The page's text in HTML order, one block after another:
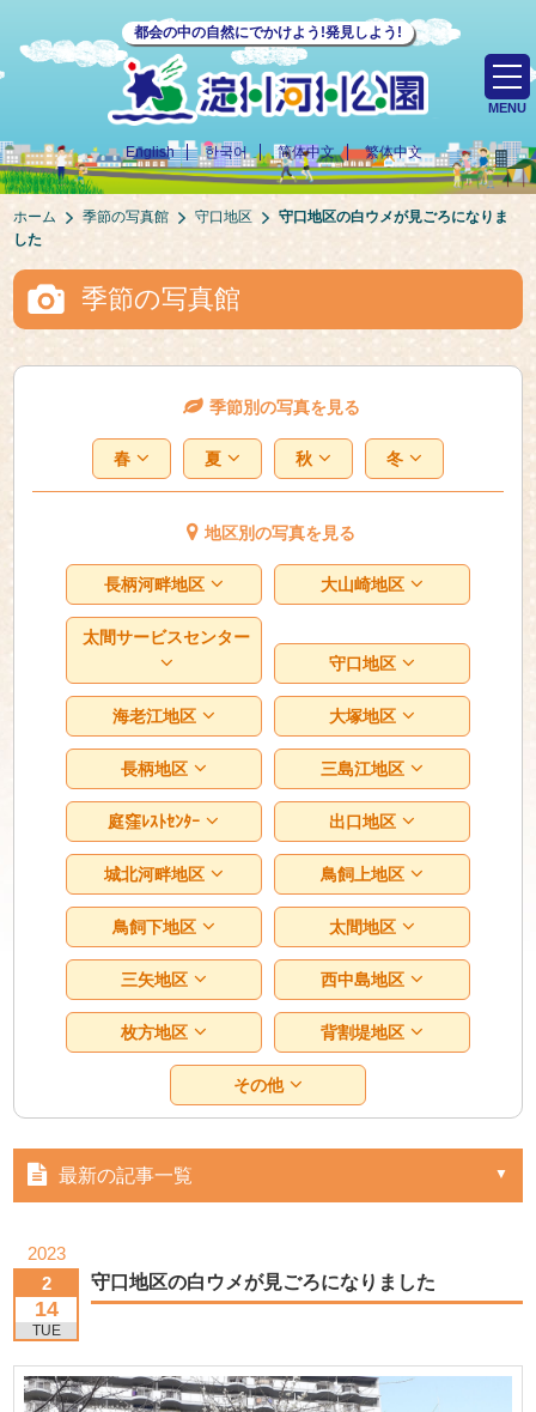
都会の中の自然にでかけよう!発見しよう!
English 한국어 简体中文 繁体中文
MENU
ホーム 季節の写真館 守口地区
守口地区の白ウメが見ごろになりま
した
季節の写真館
季節別の写真を見る
春 夏 秋 冬
地区別の写真を見る
長柄河畔地区 大山崎地区
太間サービスセンター
守口地区
海老江地区 大塚地区
長柄地区 三島江地区
庭窪ﾚｽﾄｾﾝﾀｰ 出口地区
城北河畔地区 鳥飼上地区
鳥飼下地区 太間地区
三矢地区 西中島地区
枚方地区 背割堤地区
その他
最新の記事一覧
2023
2
14
TUE
守口地区の白ウメが見ごろになりました